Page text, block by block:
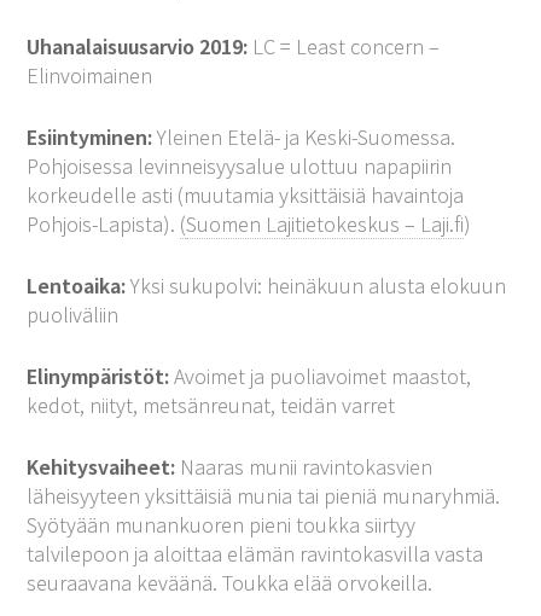
Uhanalaisuusarvio 2019: LC = Least concern –
Elinvoimainen
Esiintyminen:Yleinen Etelä- ja Keski-Suomessa.
Pohjoisessa levinneisyysalue ulottuu napapiirin
korkeudelle asti (muutamia yksittäisiä havaintoja
Pohjois-Lapista). (Suomen Lajitietokeskus – Laji.fi)
Lentoaika:Yksi sukupolvi: heinäkuun alusta elokuun
puoliväliin
Elinympäristöt:Avoimet ja puoliavoimet maastot,
kedot, niityt, metsänreunat, teidän varret
Kehitysvaiheet: Naaras munii ravintokasvien
läheisyyteen yksittäisiä munia tai pieniä munaryhmiä.
Syötyään munankuoren pieni toukka siirtyy
talvilepoon ja aloittaa elämän ravintokasvilla vasta
seuraavana keväänä. Toukka elää orvokeilla.